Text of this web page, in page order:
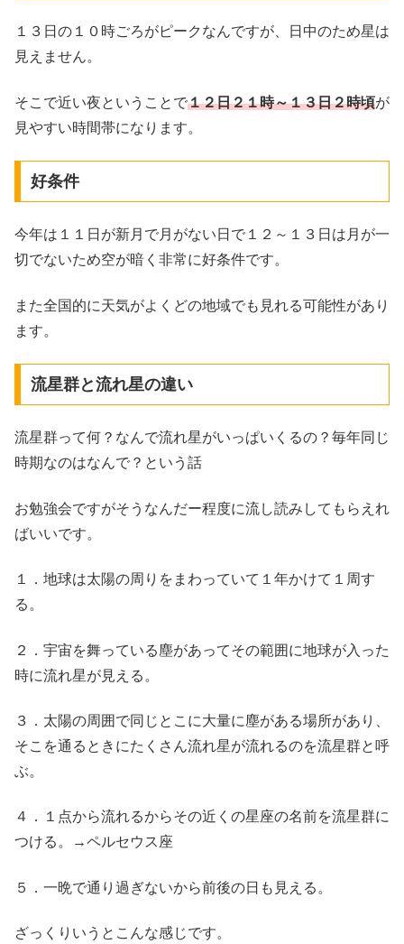
１３日の１０時ごろがピークなんですが、日中のため星は
見えません。
そこで近い夜ということで１２日２１時～１３日２時頃が
見やすい時間帯になります。
好条件
今年は１１日が新月で月がない日で１２～１３日は月が一
切でないため空が暗く非常に好条件です。
また全国的に天気がよくどの地域でも見れる可能性があり
ます。
流星群と流れ星の違い
流星群って何？なんで流れ星がいっぱいくるの？毎年同じ
時期なのはなんで？という話
お勉強会ですがそうなんだー程度に流し読みしてもらえれ
ばいいです。
１．地球は太陽の周りをまわっていて１年かけて１周す
る。
２．宇宙を舞っている塵があってその範囲に地球が入った
時に流れ星が見える。
３．太陽の周囲で同じとこに大量に塵がある場所があり、
そこを通るときにたくさん流れ星が流れるのを流星群と呼
ぶ。
４．１点から流れるからその近くの星座の名前を流星群に
つける。→ペルセウス座
５．一晩で通り過ぎないから前後の日も見える。
ざっくりいうとこんな感じです。